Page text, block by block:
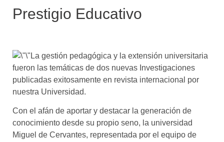
Prestigio Educativo
La gestión pedagógica y la extensión universitaria
fueron las temáticas de dos nuevas Investigaciones
publicadas exitosamente en revista internacional por
nuestra Universidad.
Con el afán de aportar y destacar la generación de
conocimiento desde su propio seno, la universidad
Miguel de Cervantes, representada por el equipo de